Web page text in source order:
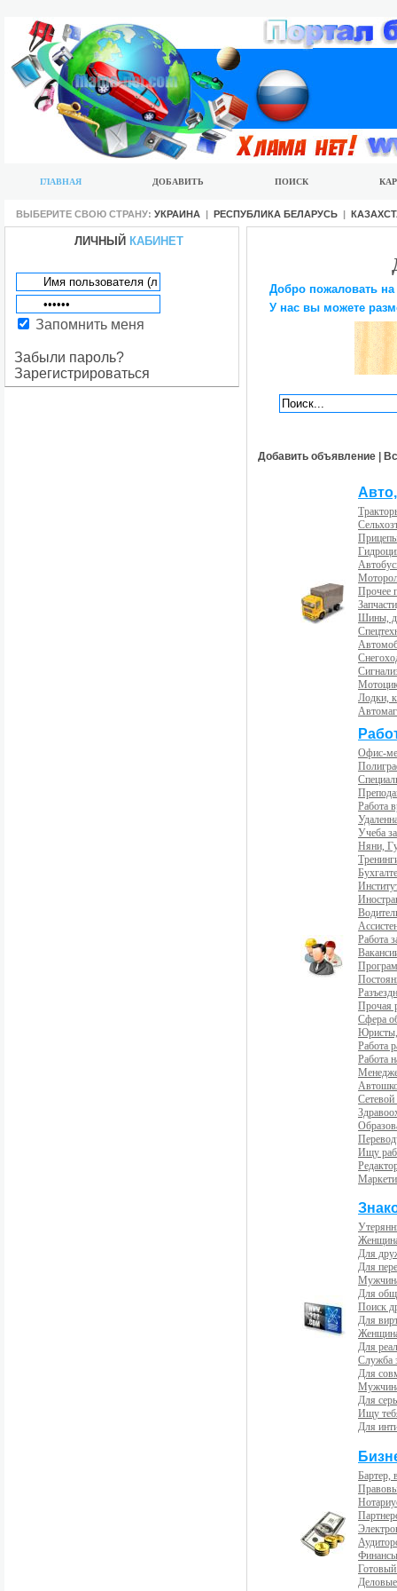
ГЛАВНАЯ ДОБАВИТЬ ПОИСК
ВЫБЕРИТЕ СВОЮ СТРАНУ: УКРАИНА | РЕСПУБЛИКА БЕЛАРУСЬ |
ЛИЧНЫЙ КАБИНЕТ
Запомнить меня
Забыли пароль?
Зарегистрироваться
Добро пожаловать
У нас вы можете
Добавить объявление |
Прочее
Шины,
Лодки,
Офис-
Работа
Учеба
Няни,
Работа
Прочая
Сфера
Юристы,
Работа
Работа
Сетевой
Ищу
Для
Для
Для
Поиск
Для
Для
Служба
Для
Для
Ищу
Для
Бартер,
Готовый